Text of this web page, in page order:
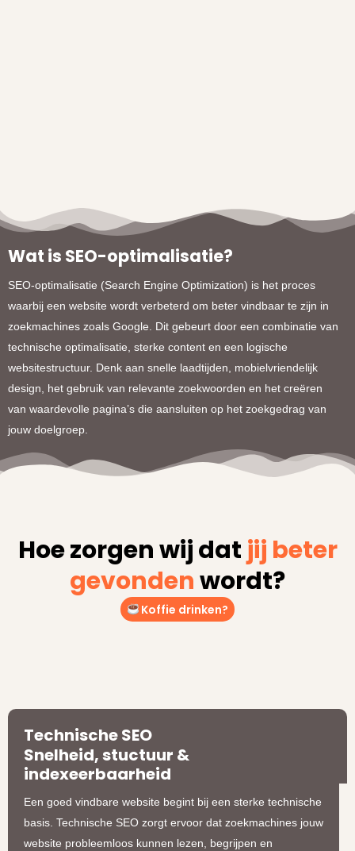
Wat is SEO-optimalisatie?
SEO-optimalisatie (Search Engine Optimization) is het proces
waarbij een website wordt verbeterd om beter vindbaar te zijn in
zoekmachines zoals Google. Dit gebeurt door een combinatie van
technische optimalisatie, sterke content en een logische
websitestructuur. Denk aan snelle laadtijden, mobielvriendelijk
design, het gebruik van relevante zoekwoorden en het creëren
van waardevolle pagina’s die aansluiten op het zoekgedrag van
jouw doelgroep.
Hoe zorgen wij dat jij beter
gevondenwordt?
Koffie drinken?
Technische SEO
Snelheid, stuctuur &
indexeerbaarheid
Een goed vindbare website begint bij een sterke technische
basis. Technische SEO zorgt ervoor dat zoekmachines jouw
website probleemloos kunnen lezen, begrijpen en